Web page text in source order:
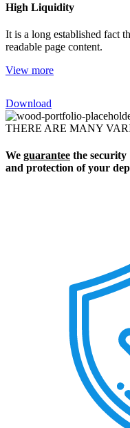
High Liquidity
It is a long established fact
readable page content.
View more
Download
THERE ARE MANY
We guarantee the security
and protection of your